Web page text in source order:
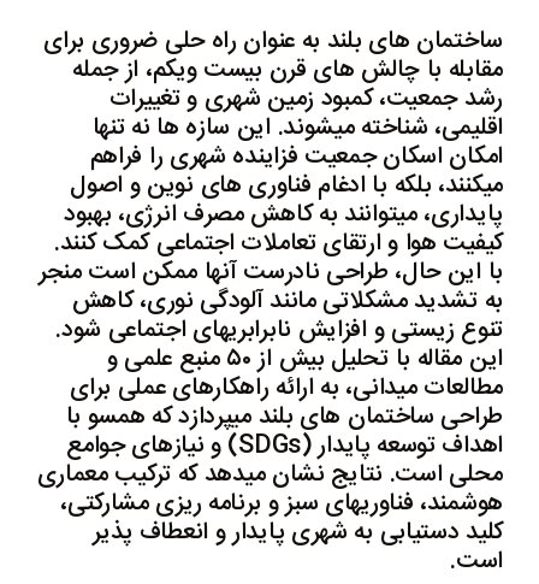
ساختمان های بلند به عنوان راه حلی ضروری برای
مقابله با چالش های قرن بیست ویکم، از جمله
رشد جمعیت، کمبود زمین شهری و تغییرات
اقلیمی، شناخته میشوند. این سازه ها نه تنها
امکان اسکان جمعیت فزاینده شهری را فراهم
میکنند، بلکه با ادغام فناوری های نوین و اصول
پایداری، میتوانند به کاهش مصرف انرژی، بهبود
کیفیت هوا و ارتقای تعاملات اجتماعی کمک کنند.
با این حال، طراحی نادرست آنها ممکن است منجر
به تشدید مشکلاتی مانند آلودگی نوری، کاهش
تنوع زیستی و افزایش نابرابریهای اجتماعی شود.
این مقاله با تحلیل بیش از ۵۰ منبع علمی و
مطالعات میدانی، به ارائه راهکارهای عملی برای
طراحی ساختمان های بلند میپردازد که همسو با
اهداف توسعه پایدار (SDGs) و نیازهای جوامع
محلی است. نتایج نشان میدهد که ترکیب معماری
هوشمند، فناوریهای سبز و برنامه ریزی مشارکتی،
کلید دستیابی به شهری پایدار و انعطاف پذیر
است.